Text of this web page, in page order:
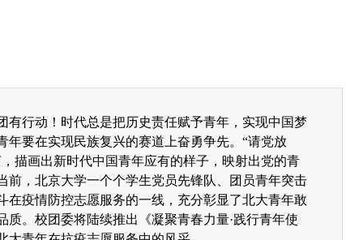
有行动！时代总是把历史责任赋予青年，实现中国梦
年要在实现民族复兴的赛道上奋勇争先。“请党放
描画出新时代中国青年应有的样子，映射出党的青
前，北京大学一个个学生党员先锋队、团员青年突击
在疫情防控志愿服务的一线，充分彰显了北大青年敢
质。校团委将陆续推出《凝聚青春力量·践行青年使